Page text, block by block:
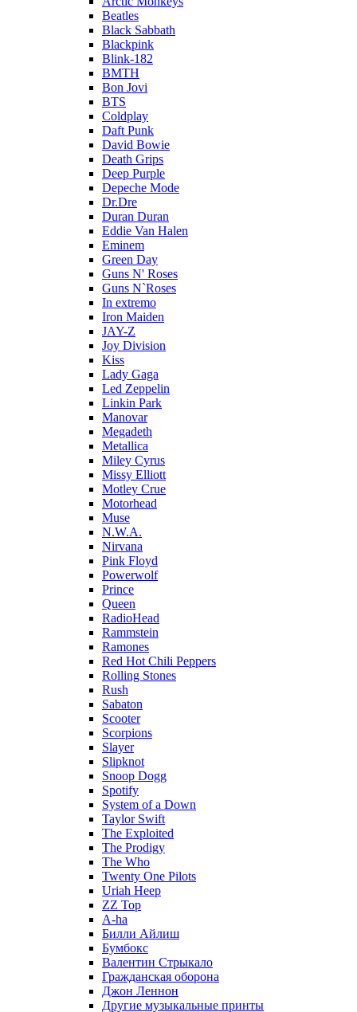
Beatles
Black Sabbath
Blackpink
Blink-182
BMTH
Bon Jovi
BTS
Coldplay
Daft Punk
David Bowie
Death Grips
Deep Purple
Depeche Mode
Dr.Dre
Duran Duran
Eddie Van Halen
Eminem
Green Day
Guns N' Roses
Guns N`Roses
In extremo
Iron Maiden
JAY-Z
Joy Division
Kiss
Lady Gaga
Led Zeppelin
Linkin Park
Manovar
Megadeth
Metallica
Miley Cyrus
Missy Elliott
Motley Crue
Motorhead
Muse
N.W.A.
Nirvana
Pink Floyd
Powerwolf
Prince
Queen
RadioHead
Rammstein
Ramones
Red Hot Chili Peppers
Rolling Stones
Rush
Sabaton
Scooter
Scorpions
Slayer
Slipknot
Snoop Dogg
Spotify
System of a Down
Taylor Swift
The Exploited
The Prodigy
The Who
Twenty One Pilots
Uriah Heep
ZZ Top
А-ha
Билли Айлиш
Бумбокс
Валентин Стрыкало
Гражданская оборона
Джон Леннон
Другие музыкальные принты